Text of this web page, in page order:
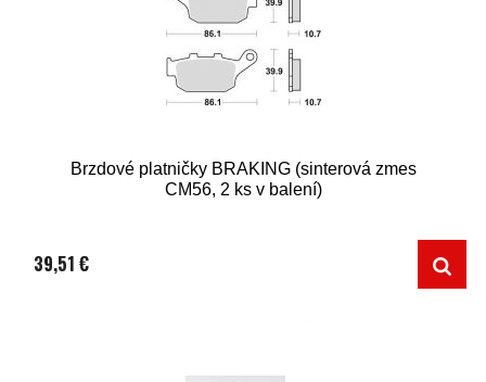
Brzdové platničky BRAKING (sinterová zmes
CM56, 2 ks v balení)
39,51 €